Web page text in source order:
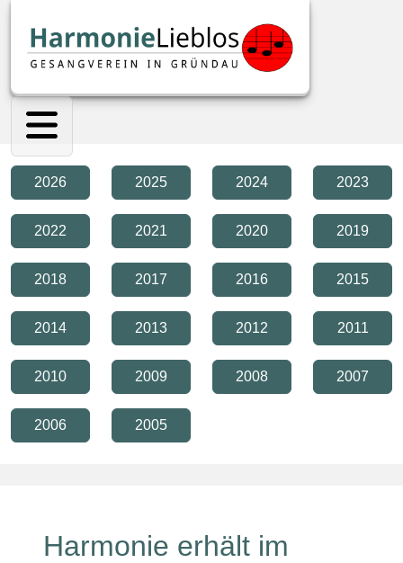
2026 2025 2024 2023
2022 2021 2020 2019
2018 2017 2016 2015
2014 2013 2012 2011
2010 2009 2008 2007
2006 2005
Harmonie erhält im